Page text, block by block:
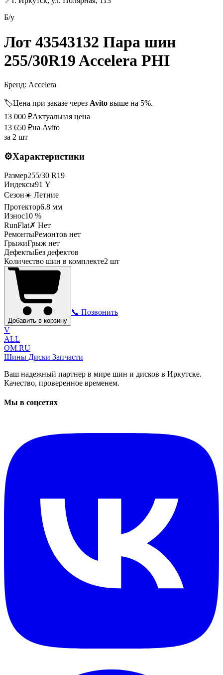
Б/у
Лот 43543132 Пара шин
255/30R19 Accelera PHI
Бренд: Accelera
🏷️Цена при заказе через Avito выше на 5%.
13 000 ₽Актуальная цена
13 650 ₽на Avito
за 2 шт
⚙️Характеристики
Размер255/30 R19
Индексы91 Y
Сезон☀️ Летние
Протектор6.8 мм
Износ10 %
RunFlat✗ Нет
РемонтыРемонтов нет
ГрыжиГрыж нет
ДефектыБез дефектов
Количество шин в комплекте2 шт
Добавить в корзину
📞 Позвонить
V
ALL
OM.RU
Шины Диски Запчасти
Ваш надежный партнер в мире шин и дисков в Иркутске.
Качество, проверенное временем.
Мы в соцсетях